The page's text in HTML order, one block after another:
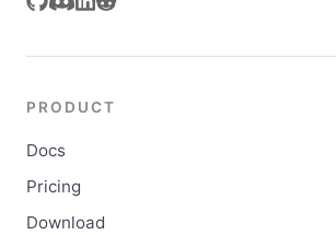
PRODUCT
Docs
Pricing
Download